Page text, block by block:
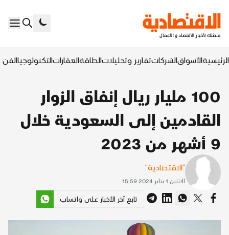
الرئيسيةالأسواقالشركاتتقارير وتحليلاتالطاقةالعقاراتالتكنولوجياالفن
100 مليار ريال إنفاق الزوار
القادمين إلى السعودية خلال
9 أشهر من 2023
"الاقتصادية"
الاثنين 1 يناير 2024 15:59
تابع آخر الأخبار على واتساب